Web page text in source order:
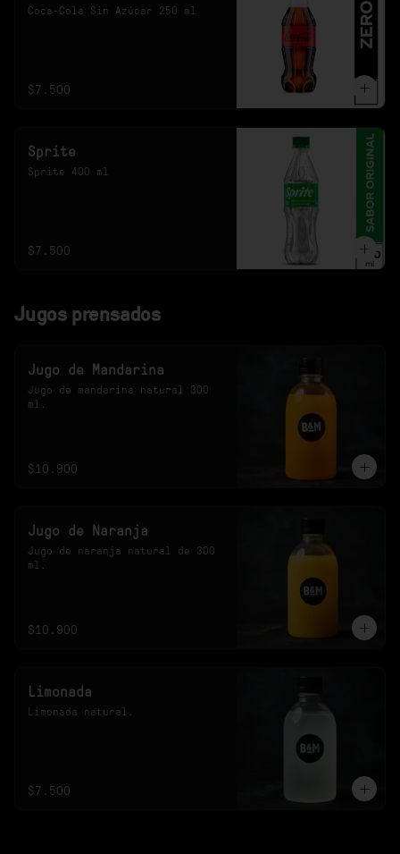
Coca-Cola Sin Azúcar 250 ml
$7.500
Sprite
Sprite 400 ml
$7.500
Jugos prensados
Jugo de Mandarina
Jugo de mandarina natural 300
ml.
$10.900
Jugo de Naranja
Jugo de naranja natural de 300
ml.
$10.900
Limonada
Limonada natural.
$7.500